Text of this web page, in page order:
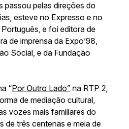
passou pelas direções do
esteve no Expresso e no
e foi editora de
de imprensa da Expo’98,
Social, e da Fundação
“Por Outro Lado” na RTP 2,
de mediação cultural,
vozes mais familiares do
de três centenas e meia de